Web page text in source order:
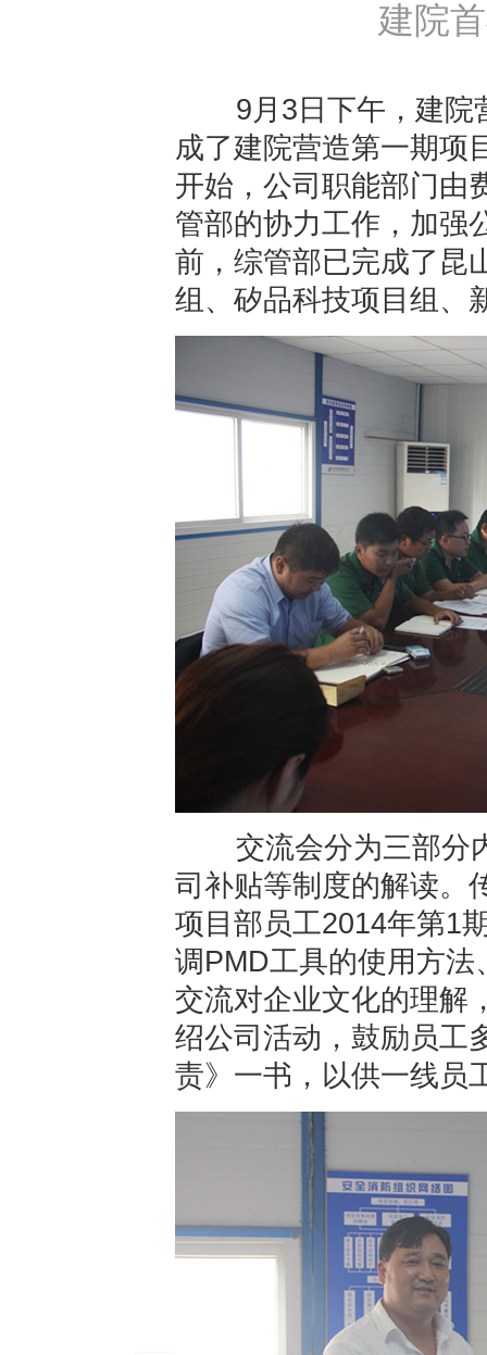
建院
9月3日下午，建院营
成了建院营造第一期项
开始，公司职能部门由
管部的协力工作，加强
前，综管部已完成了昆
组、矽品科技项目组、
交流会分为三部分内
司补贴等制度的解读。
项目部员工2014年第1
调PMD工具的使用方
交流对企业文化的理解
绍公司活动，鼓励员工
责》一书，以供一线员